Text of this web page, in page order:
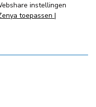
instellingen
toepassen |